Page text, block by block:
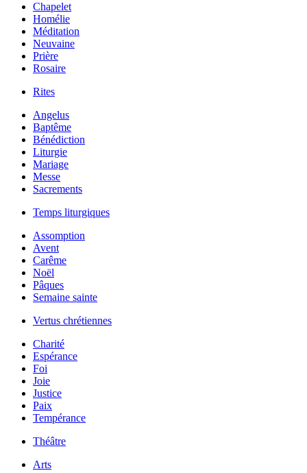
Chapelet
Homélie
Méditation
Neuvaine
Prière
Rosaire
Rites
Angelus
Baptême
Bénédiction
Liturgie
Mariage
Messe
Sacrements
Temps liturgiques
Assomption
Avent
Carême
Noël
Pâques
Semaine sainte
Vertus chrétiennes
Charité
Espérance
Foi
Joie
Justice
Paix
Tempérance
Théâtre
Arts